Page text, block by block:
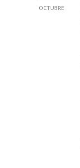
OCTUBRE